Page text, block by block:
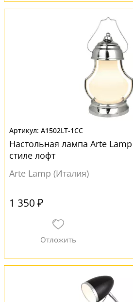
A1502LT-1CC
Настольная лампа Arte Lamp
стиле лофт
Arte Lamp (Италия)
1 350 ₽